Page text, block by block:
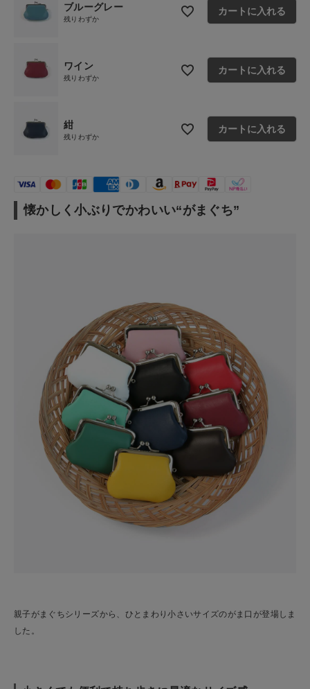
ブルーグレー
残りわずか
カートに入れる
ワイン
残りわずか
カートに入れる
紺
残りわずか
カートに入れる
懐かしく小ぶりでかわいい“がまぐち”
親子がまぐちシリーズから、ひとまわり小さいサイズのがま口が登場しま
した。